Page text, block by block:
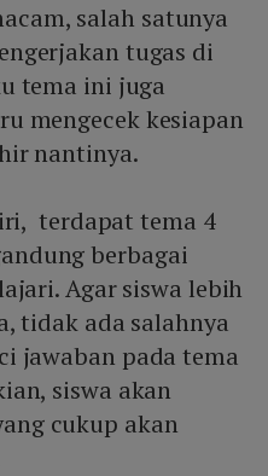
salah satunya
tugas di
tema ini juga
mengecek kesiapan
nantinya.
terdapat tema 4
berbagai
Agar siswa lebih
tidak ada salahnya
jawaban pada tema
siswa akan
cukup akan